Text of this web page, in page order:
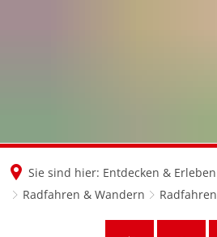
Sie sind hier: Entdecken & Erleben
Radfahren & Wandern
Radfahren